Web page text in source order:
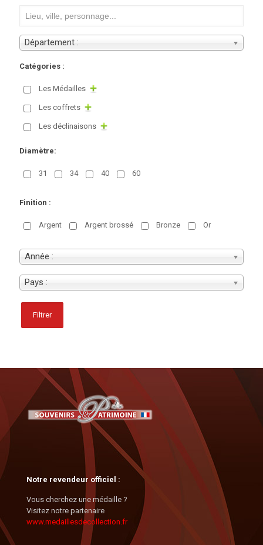
Département :
Catégories :
Les Médailles
Les coffrets
Les déclinaisons
Diamètre:
31 34 40 60
Finition :
Argent Argent brossé Bronze Or
Année :
Pays :
Filtrer
Notre revendeur officiel :
Vous cherchez une médaille ?
Visitez notre partenaire
www.medaillesdecollection.fr